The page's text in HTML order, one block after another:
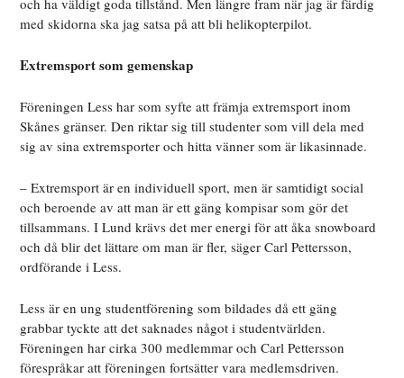
och ha väldigt goda tillstånd. Men längre fram när jag är färdig
med skidorna ska jag satsa på att bli helikopterpilot.
Extremsport som gemenskap
Föreningen Less har som syfte att främja extremsport inom
Skånes gränser. Den riktar sig till studenter som vill dela med
sig av sina extremsporter och hitta vänner som är likasinnade.
– Extremsport är en individuell sport, men är samtidigt social
och beroende av att man är ett gäng kompisar som gör det
tillsammans. I Lund krävs det mer energi för att åka snowboard
och då blir det lättare om man är fler, säger Carl Pettersson,
ordförande i Less.
Less är en ung studentförening som bildades då ett gäng
grabbar tyckte att det saknades något i studentvärlden.
Föreningen har cirka 300 medlemmar och Carl Pettersson
förespråkar att föreningen fortsätter vara medlemsdriven.